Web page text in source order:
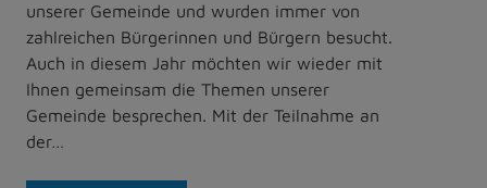
unserer Gemeinde und wurden immer von
zahlreichen Bürgerinnen und Bürgern besucht.
Auch in diesem Jahr möchten wir wieder mit
Ihnen gemeinsam die Themen unserer
Gemeinde besprechen. Mit der Teilnahme an
der…